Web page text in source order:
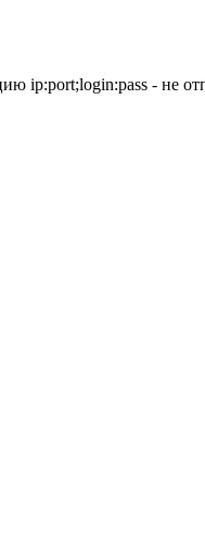
ip:port;login:pass - не